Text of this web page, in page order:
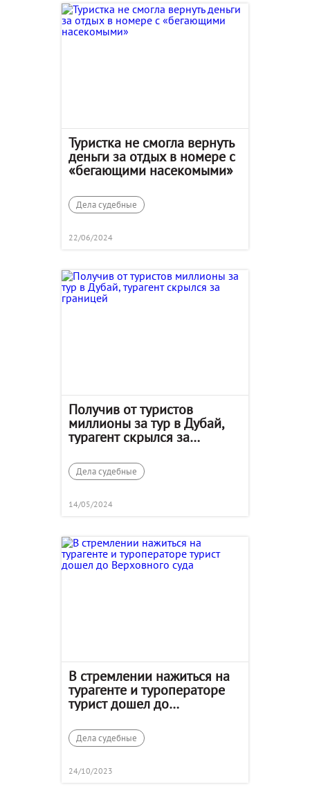
Туристка не смогла вернуть
деньги за отдых в номере с
«бегающими насекомыми»
Дела судебные
22/06/2024
Получив от туристов
миллионы за тур в Дубай,
турагент скрылся за
Дела судебные
14/05/2024
В стремлении нажиться на
турагенте и туроператоре
турист дошел до
Дела судебные
24/10/2023